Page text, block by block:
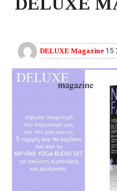
DELUXE Magazine 15